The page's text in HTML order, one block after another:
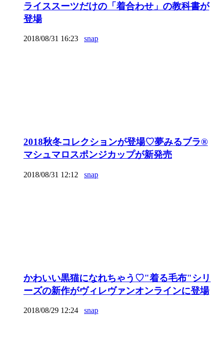
ライススーツだけの「着合わせ」の教科書が
登場
2018/08/31 16:23 snap
2018秋冬コレクションが登場♡夢みるブラ®
マシュマロスポンジカップが新発売
2018/08/31 12:12 snap
かわいい黒猫になれちゃう♡"着る毛布"シリ
ーズの新作がヴィレヴァンオンラインに登場
2018/08/29 12:24 snap